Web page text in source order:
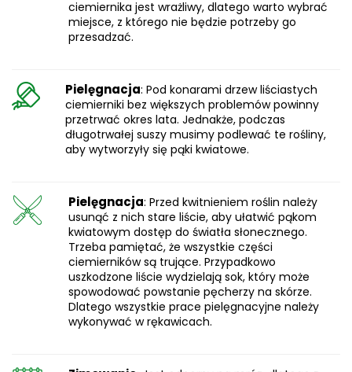
ciemiernika jest wrażliwy, dlatego warto wybrać
miejsce, z którego nie będzie potrzeby go
przesadzać.
Pielęgnacja: Pod konarami drzew liściastych
ciemierniki bez większych problemów powinny
przetrwać okres lata. Jednakże, podczas
długotrwałej suszy musimy podlewać te rośliny,
aby wytworzyły się pąki kwiatowe.
Pielęgnacja: Przed kwitnieniem roślin należy
usunąć z nich stare liście, aby ułatwić pąkom
kwiatowym dostęp do światła słonecznego.
Trzeba pamiętać, że wszystkie części
ciemierników są trujące. Przypadkowo
uszkodzone liście wydzielają sok, który może
spowodować powstanie pęcherzy na skórze.
Dlatego wszystkie prace pielęgnacyjne należy
wykonywać w rękawicach.